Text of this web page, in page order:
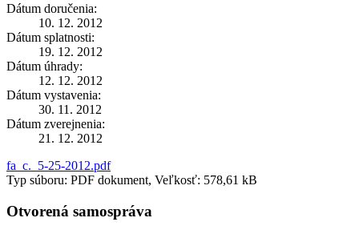
Dátum doručenia:
10. 12. 2012
Dátum splatnosti:
19. 12. 2012
Dátum úhrady:
12. 12. 2012
Dátum vystavenia:
30. 11. 2012
Dátum zverejnenia:
21. 12. 2012
fa_c._5-25-2012.pdf
Typ súboru: PDF dokument, Veľkosť: 578,61 kB
Otvorená samospráva